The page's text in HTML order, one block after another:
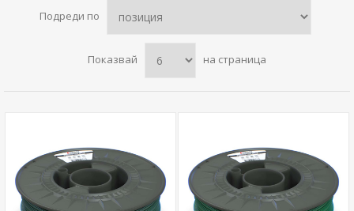
Подреди по
Показвай на страница